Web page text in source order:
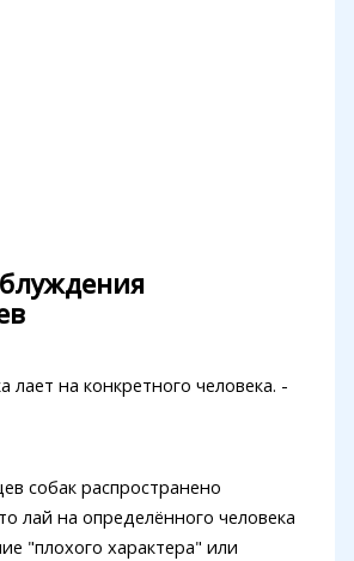
собак распространено
лай на определённого человека
"плохого характера" или